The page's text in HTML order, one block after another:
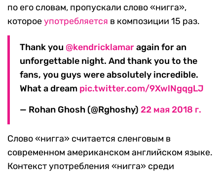
по его словам, пропускали слово «нигга»,
котороеупотребляется в композиции 15 раз.
Thank you @kendricklamaragain for an
unforgettable night. And thank you to the
fans, you guys were absolutely incredible.
What a dream pic.twitter.com/9XwlNgqgLJ
— Rohan Ghosh (@Rghoshy) 22 мая 2018 г.
Слово «нигга» считается сленговым в
современном американском английском языке.
Контекст употребления «нигга» среди